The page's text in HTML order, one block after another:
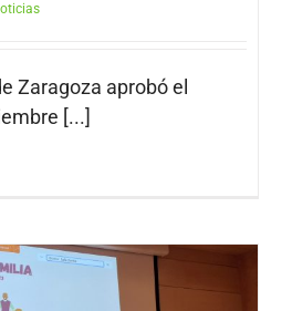
Zaragoza aprobó el
[...]